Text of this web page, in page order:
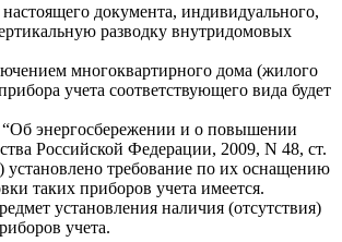
настоящего документа, индивидуального,
разводку внутридомовых
многоквартирного дома (жилого
учета соответствующего вида будет
энергосбережении и о повышении
Российской Федерации, 2009, N 48, ст.
установлено требование по их оснащению
таких приборов учета имеется.
установления наличия (отсутствия)
учета.